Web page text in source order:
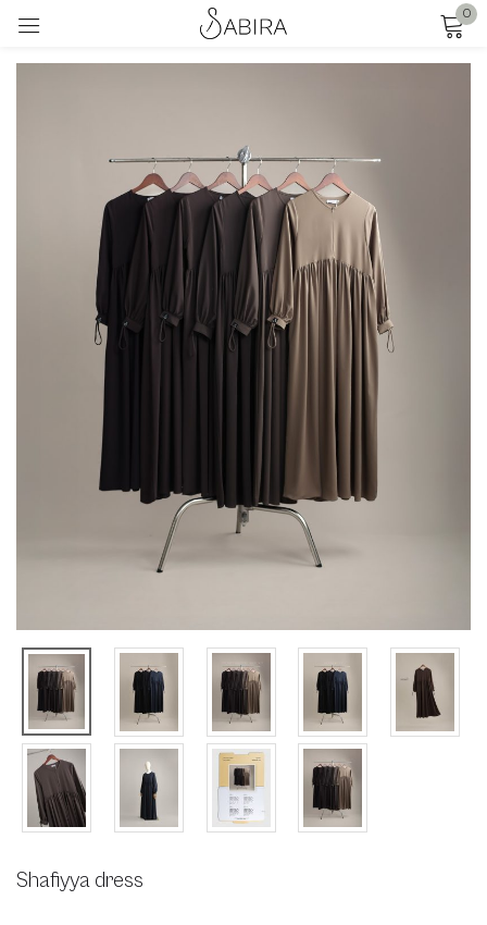
0
Shafiyya dress
Sign in
Remember me Lost password?
LOG IN